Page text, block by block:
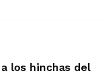
los hinchas del